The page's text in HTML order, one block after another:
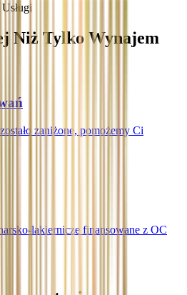
Niż Tylko Wynajem
zaniżone, pomożemy Ci
lakiernicze finansowane z OC